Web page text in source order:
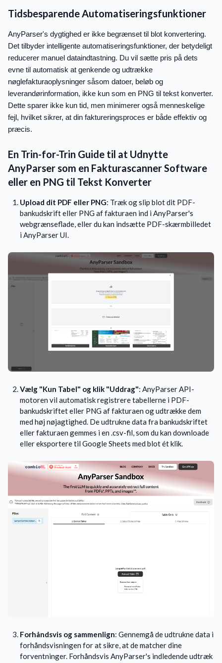
Tidsbesparende Automatiseringsfunktioner
AnyParser's dygtighed er ikke begrænset til blot konvertering.
Det tilbyder intelligente automatiseringsfunktioner, der betydeligt
reducerer manuel dataindtastning. Du vil sætte pris på dets
evne til automatisk at genkende og udtrække
nøglefakturaoplysninger såsom datoer, beløb og
leverandørinformation, ikke kun som en PNG til tekst konverter.
Dette sparer ikke kun tid, men minimerer også menneskelige
fejl, hvilket sikrer, at din faktureringsproces er både effektiv og
præcis.
En Trin-for-Trin Guide til at Udnytte
AnyParser som en Fakturascanner Software
eller en PNG til Tekst Konverter
Upload dit PDF eller PNG: Træk og slip blot dit PDF-
bankudskrift eller PNG af fakturaen ind i AnyParser's
webgrænseflade, eller du kan indsætte PDF-skærmbilledet
i AnyParser UI.
Vælg "Kun Tabel" og klik "Uddrag": AnyParser API-
motoren vil automatisk registrere tabellerne i PDF-
bankudskriftet eller PNG af fakturaen og udtrække dem
med høj nøjagtighed. De udtrukne data fra bankudskriftet
eller fakturaen gemmes i en .csv-fil, som du kan downloade
eller eksportere til Google Sheets med blot ét klik.
Forhåndsvis og sammenlign: Gennemgå de udtrukne data i
forhåndsvisningen for at sikre, at de matcher dine
forventninger. Forhåndsvis AnyParser's indledende udtræk